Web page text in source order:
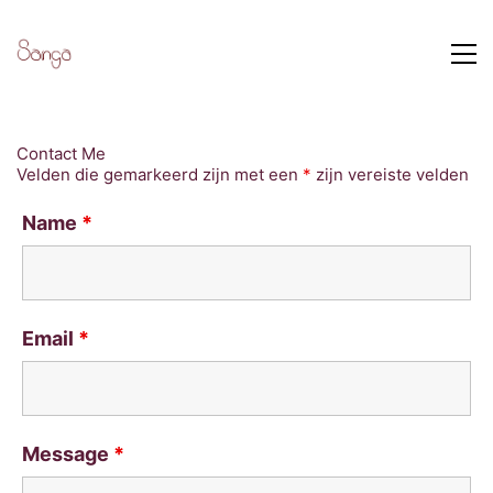
Contact Me
Velden die gemarkeerd zijn met een * zijn vereiste velden
Name *
Email *
Message *